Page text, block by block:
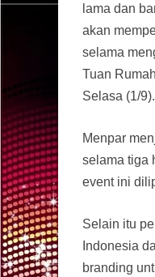
lama dan
akan
selama
Tuan
Selasa (1/9).
Menpar
selama tiga
event ini
Selain itu
Indonesia
branding